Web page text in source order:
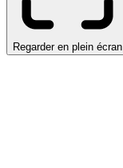
Regarder en plein écran